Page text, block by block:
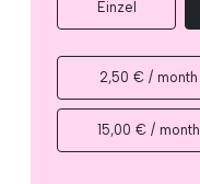
Einzel
2,50 € / month
15,00 € / month